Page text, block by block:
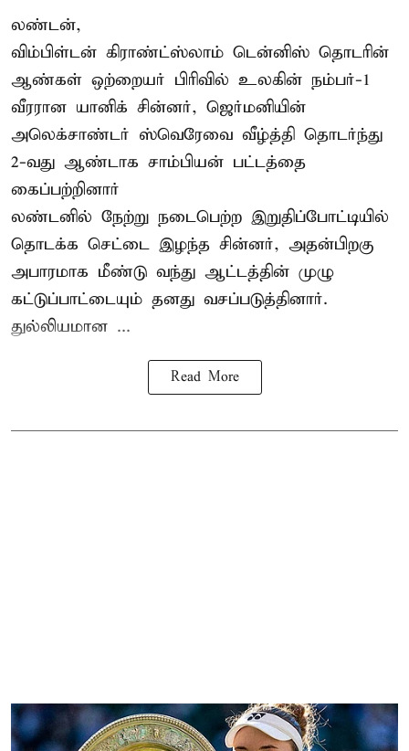
லண்டன்,
விம்பிள்டன் கிராண்ட்ஸ்லாம் டென்னிஸ் தொடரின்
ஆண்கள் ஒற்றையர் பிரிவில் உலகின் நம்பர்-1
வீரரான யானிக் சின்னர், ஜெர்மனியின்
அலெக்சாண்டர் ஸ்வெரேவை வீழ்த்தி தொடர்ந்து
2-வது ஆண்டாக சாம்பியன் பட்டத்தை
கைப்பற்றினார்
லண்டனில் நேற்று நடைபெற்ற இறுதிப்போட்டியில்
தொடக்க செட்டை இழந்த சின்னர், அதன்பிறகு
அபாரமாக மீண்டு வந்து ஆட்டத்தின் முழு
கட்டுப்பாட்டையும் தனது வசப்படுத்தினார்.
துல்லியமான ...
Read More